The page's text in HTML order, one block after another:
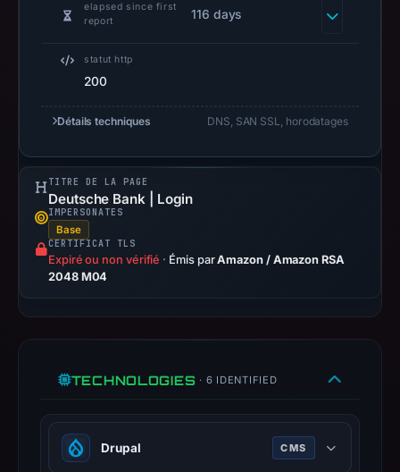
Feb
2026
UTC.
do
elapsed since first
report
116 days
statut http
200
Détails techniques DNS, SAN SSL, horodatages
TITRE DE LA PAGE
Deutsche Bank | Login
IMPERSONATES
Base
CERTIFICAT TLS
Expiré ou non vérifié · Émis parAmazon / Amazon RSA
2048 M04
TECHNOLOGIES · 6 IDENTIFIED
Drupal CMS